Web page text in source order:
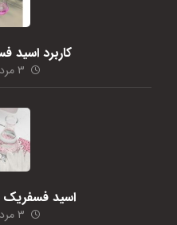
کاربرد اسید
۳ مرداد، ۱۴۰۳
اسید
۳ مرداد، ۱۴۰۳